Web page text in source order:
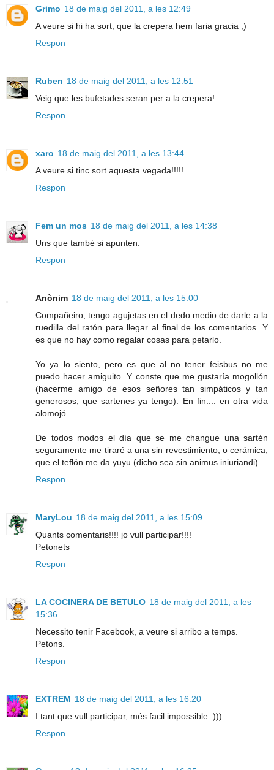
Grimo 18 de maig del 2011, a les 12:49
A veure si hi ha sort, que la crepera hem faria gracia ;)
Respon
Ruben 18 de maig del 2011, a les 12:51
Veig que les bufetades seran per a la crepera!
Respon
xaro 18 de maig del 2011, a les 13:44
A veure si tinc sort aquesta vegada!!!!!
Respon
Fem un mos 18 de maig del 2011, a les 14:38
Uns que també si apunten.
Respon
Anònim 18 de maig del 2011, a les 15:00
Compañeiro, tengo agujetas en el dedo medio de darle a la
ruedilla del ratón para llegar al final de los comentarios. Y
es que no hay como regalar cosas para petarlo.
Yo ya lo siento, pero es que al no tener feisbus no me
puedo hacer amiguito. Y conste que me gustaría mogollón
(hacerme amigo de esos señores tan simpáticos y tan
generosos, que sartenes ya tengo). En fin.... en otra vida
alomojó.
De todos modos el día que se me changue una sartén
seguramente me tiraré a una sin revestimiento, o cerámica,
que el teflón me da yuyu (dicho sea sin animus iniuriandi).
Respon
MaryLou 18 de maig del 2011, a les 15:09
Quants comentaris!!!! jo vull participar!!!!
Petonets
Respon
LA COCINERA DE BETULO 18 de maig del 2011, a les
15:36
Necessito tenir Facebook, a veure si arribo a temps.
Petons.
Respon
EXTREM 18 de maig del 2011, a les 16:20
I tant que vull participar, més facil impossible :)))
Respon